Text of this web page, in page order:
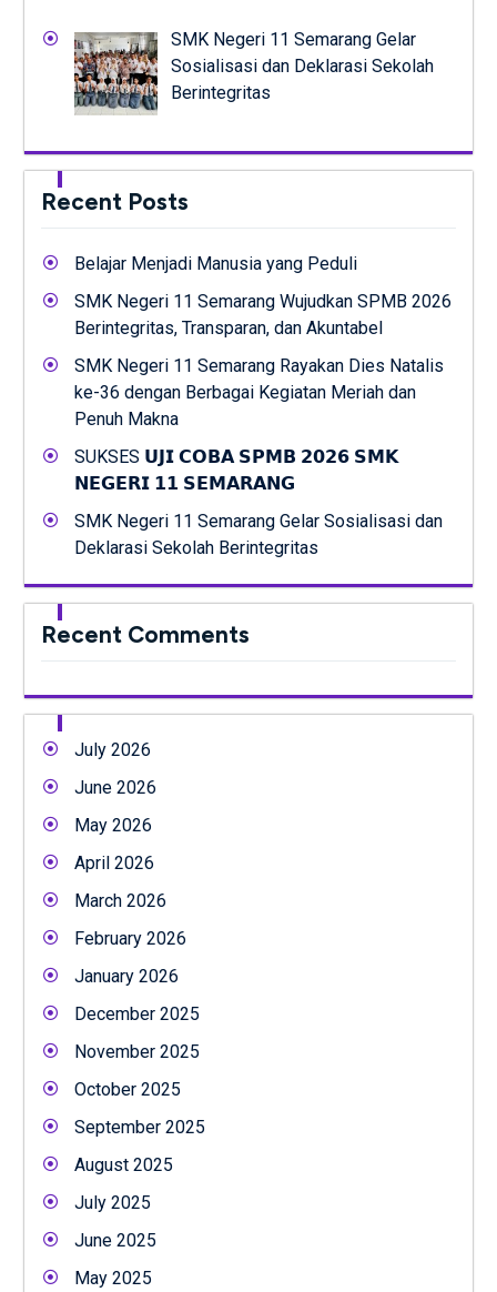
SMK Negeri 11 Semarang Gelar
Sosialisasi dan Deklarasi Sekolah
Berintegritas
Recent Posts
Belajar Menjadi Manusia yang Peduli
SMK Negeri 11 Semarang Wujudkan SPMB 2026
Berintegritas, Transparan, dan Akuntabel
SMK Negeri 11 Semarang Rayakan Dies Natalis
ke-36 dengan Berbagai Kegiatan Meriah dan
Penuh Makna
SUKSES 𝗨𝗝𝗜 𝗖𝗢𝗕𝗔 𝗦𝗣𝗠𝗕 𝟮𝟬𝟮𝟲 𝗦𝗠𝗞
𝗡𝗘𝗚𝗘𝗥𝗜 𝟭𝟭 𝗦𝗘𝗠𝗔𝗥𝗔𝗡𝗚
SMK Negeri 11 Semarang Gelar Sosialisasi dan
Deklarasi Sekolah Berintegritas
Recent Comments
July 2026
June 2026
May 2026
April 2026
March 2026
February 2026
January 2026
December 2025
November 2025
October 2025
September 2025
August 2025
July 2025
June 2025
May 2025